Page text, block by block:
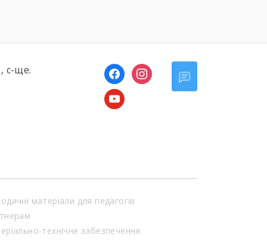
с-ще.
facebookinstagram
youtube
матеріали для педагогів
технічне забезпечення